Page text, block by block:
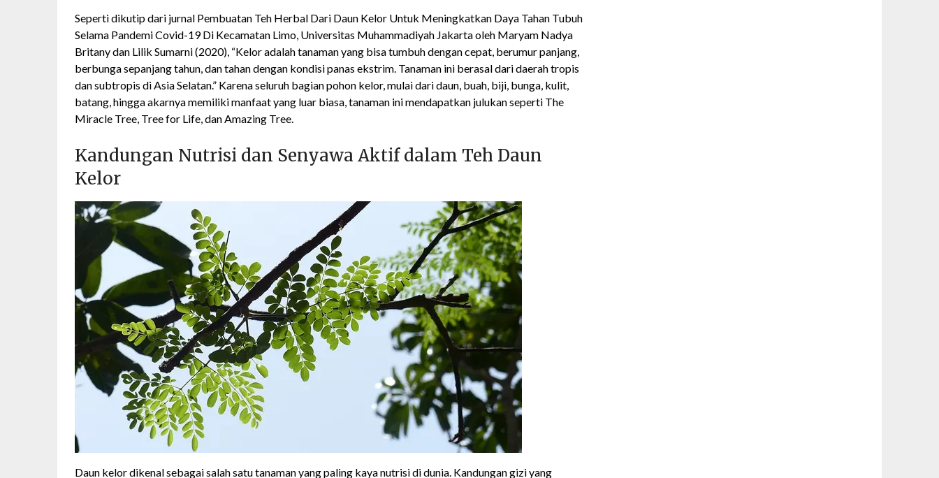
Seperti dikutip dari jurnal Pembuatan Teh Herbal Dari Daun Kelor Untuk Meningkatkan Daya Tahan Tubuh
Selama Pandemi Covid-19 Di Kecamatan Limo, Universitas Muhammadiyah Jakarta oleh Maryam Nadya
Britany dan Lilik Sumarni (2020), “Kelor adalah tanaman yang bisa tumbuh dengan cepat, berumur panjang,
berbunga sepanjang tahun, dan tahan dengan kondisi panas ekstrim. Tanaman ini berasal dari daerah tropis
dan subtropis di Asia Selatan.” Karena seluruh bagian pohon kelor, mulai dari daun, buah, biji, bunga, kulit,
batang, hingga akarnya memiliki manfaat yang luar biasa, tanaman ini mendapatkan julukan seperti The
Miracle Tree, Tree for Life, dan Amazing Tree.
Kandungan Nutrisi dan Senyawa Aktif dalam Teh Daun
Kelor
Daun kelor dikenal sebagai salah satu tanaman yang paling kaya nutrisi di dunia. Kandungan gizi yang